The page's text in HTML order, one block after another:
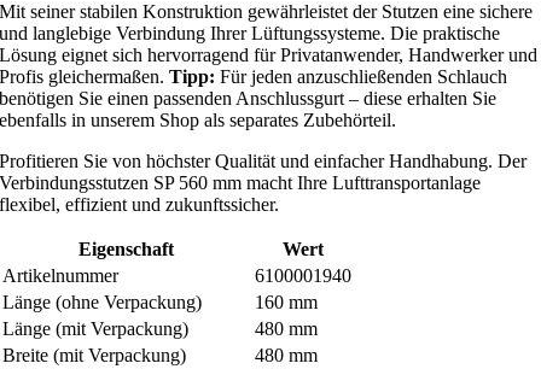
Mit seiner stabilen Konstruktion gewährleistet der Stutzen eine sichere
und langlebige Verbindung Ihrer Lüftungssysteme. Die praktische
Lösung eignet sich hervorragend für Privatanwender, Handwerker und
Profis gleichermaßen.Tipp: Für jeden anzuschließenden Schlauch
benötigen Sie einen passenden Anschlussgurt – diese erhalten Sie
ebenfalls in unserem Shop als separates Zubehörteil.
Profitieren Sie von höchster Qualität und einfacher Handhabung. Der
Verbindungsstutzen SP 560 mm macht Ihre Lufttransportanlage
flexibel, effizient und zukunftssicher.
Eigenschaft
Wert
Artikelnummer
6100001940
Länge (ohne Verpackung)
160 mm
Länge (mit Verpackung)
480 mm
Breite (mit Verpackung)
480 mm